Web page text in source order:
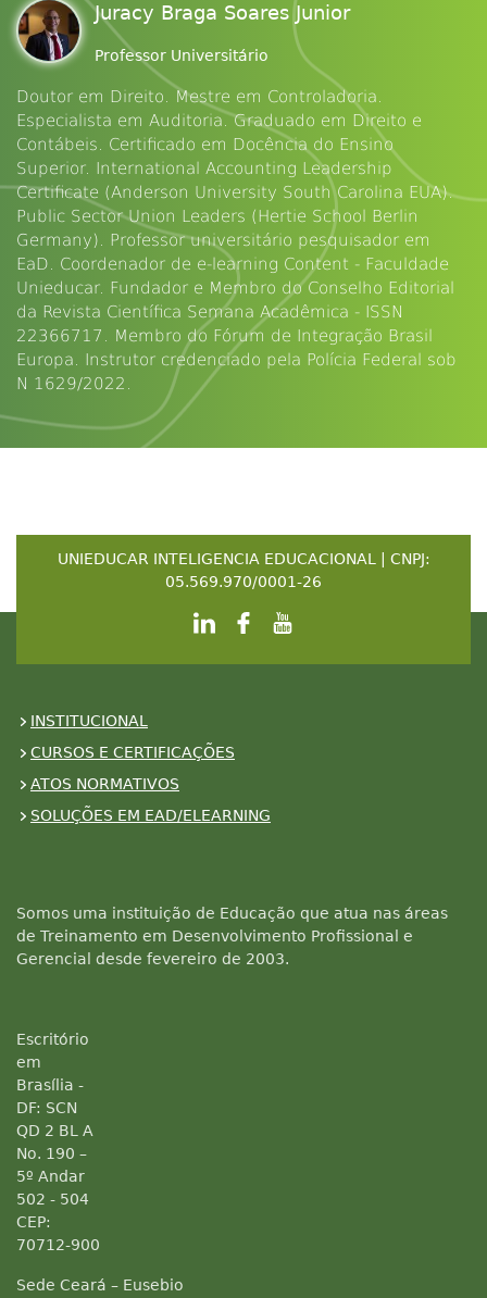
Juracy Braga Soares Junior
Professor Universitário
Doutor em Direito. Mestre em Controladoria.
Especialista em Auditoria. Graduado em Direito e
Contábeis. Certificado em Docência do Ensino
Superior. International Accounting Leadership
Certificate (Anderson University South Carolina EUA).
Public Sector Union Leaders (Hertie School Berlin
Germany). Professor universitário pesquisador em
EaD. Coordenador de e-learning Content - Faculdade
Unieducar. Fundador e Membro do Conselho Editorial
da Revista Científica Semana Acadêmica - ISSN
22366717. Membro do Fórum de Integração Brasil
Europa. Instrutor credenciado pela Polícia Federal sob
N 1629/2022.
UNIEDUCAR INTELIGENCIA EDUCACIONAL | CNPJ:
05.569.970/0001-26
INSTITUCIONAL
CURSOS E CERTIFICAÇÕES
ATOS NORMATIVOS
SOLUÇÕES EM EAD/ELEARNING
Somos uma instituição de Educação que atua nas áreas
de Treinamento em Desenvolvimento Profissional e
Gerencial desde fevereiro de 2003.
Escritório
em
Brasília -
DF: SCN
QD 2 BL A
No. 190 –
5º Andar
502 - 504
CEP:
70712-900
Sede Ceará – Eusebio